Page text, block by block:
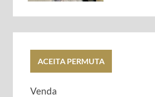
ACEITA PERMUTA
Venda